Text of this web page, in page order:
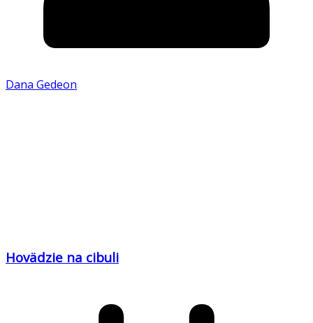
Dana Gedeon
Hovädzie na cibuli